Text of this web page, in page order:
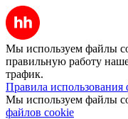
Мы используем файлы
правильную работу
трафик.
Правила использования
Мы используем файлы
файлов cookie